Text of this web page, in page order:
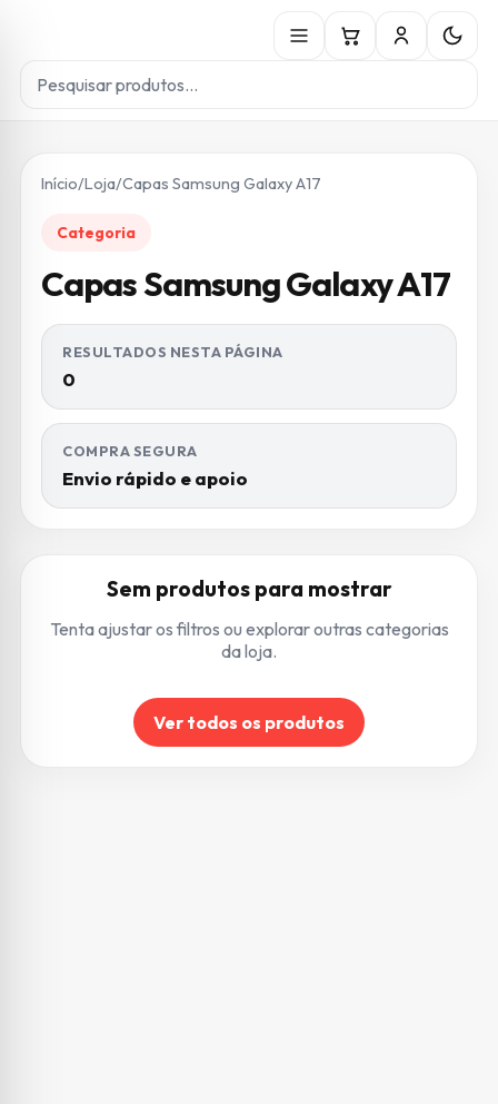
Início/Loja/Capas Samsung Galaxy A17
Categoria
Capas Samsung Galaxy A17
RESULTADOS NESTA PÁGINA
0
COMPRA SEGURA
Envio rápido e apoio
Sem produtos para mostrar
Tenta ajustar os filtros ou explorar outras categorias
da loja.
Ver todos os produtos